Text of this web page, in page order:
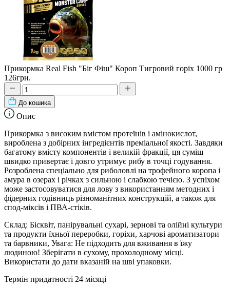
Прикормка Real Fish "Біг Фіш" Короп Тигровий горіх 1000 гр
126грн.
До кошика
Опис
Прикормка з високим вмістом протеїнів і амінокислот,
вироблена з добірних інгредієнтів преміальної якості. Завдяки
багатому вмісту компонентiв i великій фракції, ця суміш
швидко привертає і довго утримує рибу в точці годування.
Розроблена спеціально для риболовлі на трофейного коропа i
амура в озерах і річках з сильною і слабкою течією. З успіхом
може застосовуватися для лову з використанням методних і
фідерних годівниць різноманітних конструкцій, а також для
спод-міксів і ПВА-стіків.
Склад: Бісквіт, панірувальні сухарі, зернові та олійні культури
та продукти їхньої переробки, горіхи, харчові ароматизатори
та барвники, Увага: Не підходить для вживання в їжу
людиною! Зберігати в сухому, прохолодному місці.
Використати до дати вказаній на швi упаковки.
Термін придатності 24 місяці